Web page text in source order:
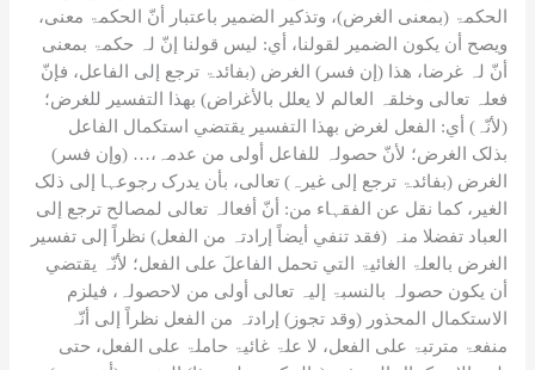
الحکمۃ (بمعنی الغرض)، وتذکیر الضمیر باعتبار أنّ الحکمۃ معنی،
ویصح أن یکون الضمیر لقولنا، أي: لیس قولنا إنّ لہ حکمۃ بمعنی
أنّ لہ غرضا، ھذا (إن فسر) الغرض (بفائدۃ ترجع إلی الفاعل، فإنّ
فعلہ تعالی وخلقہ العالم لا یعلل بالأغراض) بھذا التفسیر للغرض؛
(لأنّہ) أي: الفعل لغرض بھذا التفسیر یقتضي استکمال الفاعل
بذلک الغرض؛ لأنّ حصولہ للفاعل أولی من عدمہ،… (وإن فسر)
الغرض (بفائدۃ ترجع إلی غیرہ) تعالی، بأن یدرک رجوعہا إلی ذلک
الغیر، کما نقل عن الفقہاء من: أنّ أفعالہ تعالی لمصالح ترجع إلی
العباد تفضلا منہ (فقد تنفي أیضاً إرادتہ من الفعل) نظراً إلی تفسیر
الغرض بالعلۃ الغائیۃ التي تحمل الفاعلَ علی الفعل؛ لأنّہ یقتضي
أن یکون حصولہ بالنسبۃ إلیہ تعالی أولی من لاحصولہ، فیلزم
الاستکمال المحذور (وقد تجوز) إرادتہ من الفعل نظراً إلی أنّہ
منفعۃ مترتبۃ علی الفعل، لا علۃ غائیۃ حاملۃ علی الفعل، حتی